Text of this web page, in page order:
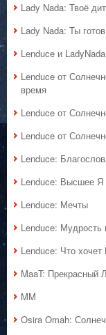
Lady Nada: Твоё
Lady Nada: Ты
Lenduce и
Lenduce от
время
Lenduce от
Lenduce от
Lenduce:
Lenduce: Высшее Я
Lenduce: Мечты
Lenduce: Мудрость
Lenduce: Что хочет
MaaT: Прекрасный
MM
Osira Omah: